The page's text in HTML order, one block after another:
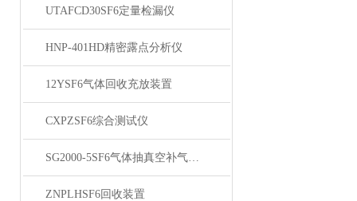
UTAFCD30SF6定量检漏仪
HNP-401HD精密露点分析仪
12YSF6气体回收充放装置
CXPZSF6综合测试仪
SG2000-5SF6气体抽真空补气装置
ZNPLHSF6回收装置